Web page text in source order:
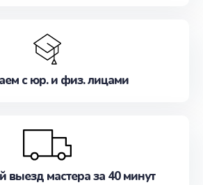
с юр. и физ. лицами
выезд мастера за 40 минут